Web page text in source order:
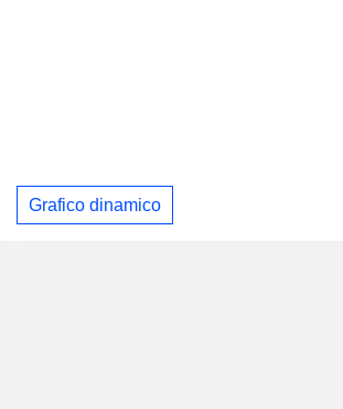
Grafico dinamico